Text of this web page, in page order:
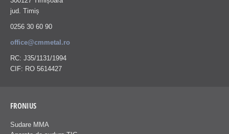
jud. Timiș
0256 30 60 90
office@cmmetal.ro
RC: J35/1131/1994
CIF: RO 5614427
FRONIUS
Sudare MMA